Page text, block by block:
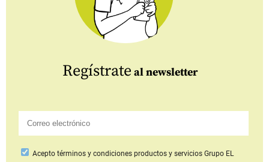
Regístrate al newsletter
Aceptotérminos y condiciones productos y serviciosGrupo EL